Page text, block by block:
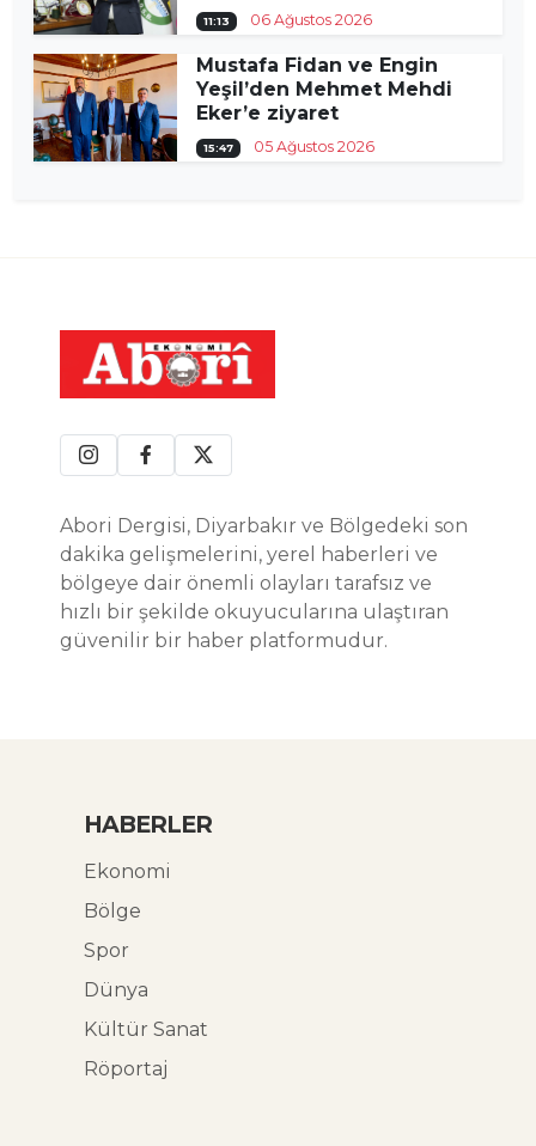
11:13 06 Ağustos 2026
Mustafa Fidan ve Engin
Yeşil’den Mehmet Mehdi
Eker’e ziyaret
15:47 05 Ağustos 2026
Abori Dergisi, Diyarbakır ve Bölgedeki son
dakika gelişmelerini, yerel haberleri ve
bölgeye dair önemli olayları tarafsız ve
hızlı bir şekilde okuyucularına ulaştıran
güvenilir bir haber platformudur.
HABERLER
Ekonomi
Bölge
Spor
Dünya
Kültür Sanat
Röportaj